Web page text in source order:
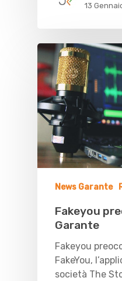
13
News Garante
Fakeyou
Garante
Fakeyou
FakeYou,
società The